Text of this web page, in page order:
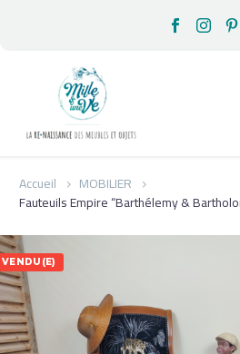
Accueil
MOBILIER
Fauteuils Empire “Barthélemy &
VENDU(E)